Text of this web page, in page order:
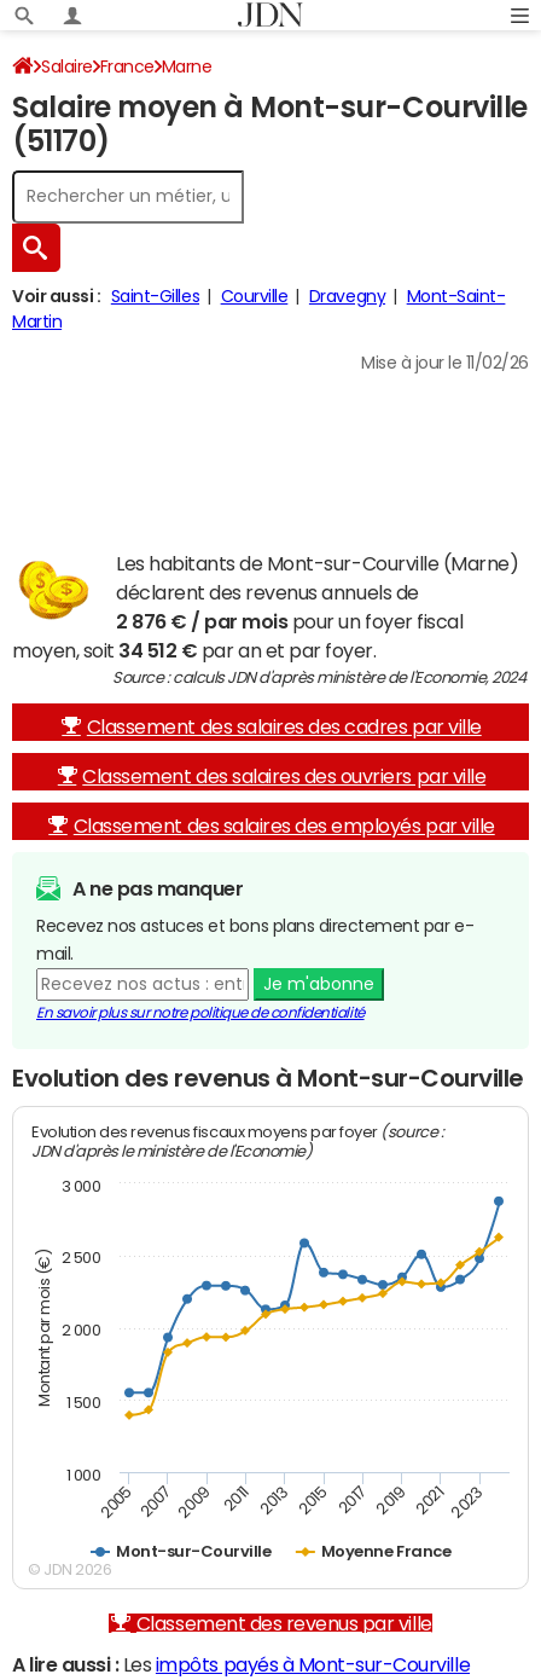
Salaire France Marne
Salaire moyen à Mont-sur-Courville
(51170)
Voir aussi : Saint-Gilles Courville Dravegny
Mont-Saint-
Martin
Mise à jour le 11/02/26
Les habitants de Mont-sur-Courville (Marne)
déclarent des revenus annuels de
2 876 € / par moispour un foyer fiscal
moyen, soit 34 512 € par an et par foyer.
Source : calculs JDN d'après ministère de l'Economie, 2024
Classement des salaires des cadres par ville
Classement des salaires des ouvriers par ville
Classement des salaires des employés par ville
A ne pas manquer
Recevez nos astuces et bons plans directement par e-
mail.
Je m'abonne
En savoir plus sur notre politique de confidentialité
Evolution des revenus à Mont-sur-Courville
Montant par mois (€)
Evolution des revenus fiscaux moyens par foyer (source :
JDN d'après le ministère de l'Economie)
Mont-sur-Courville Moyenne France
2005 2007 2009 2011 2013 2015 2017 2019 2021 2023
1 000
1 500
2 000
2 500
3 000
© JDN 2026
Classement des revenus par ville
A lire aussi :Les impôts payés à Mont-sur-Courville